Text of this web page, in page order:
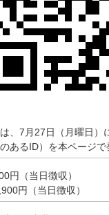
、7月27日（月曜日）
あるID）を本ページで
円（当日徴収）
円（当日徴収）